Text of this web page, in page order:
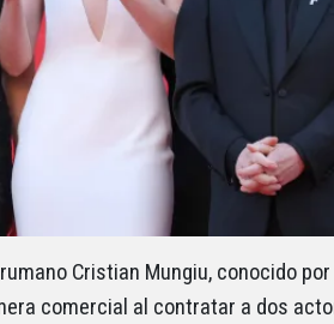
Cristian Mungiu, conocido
comercial al contratar a dos